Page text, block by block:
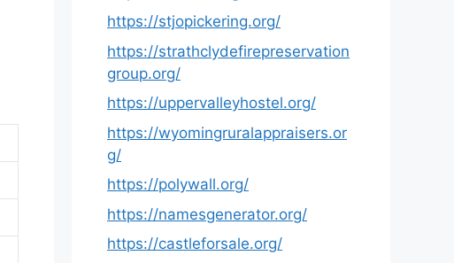
https://stjopickering.org/
https://strathclydefirepreservation
group.org/
https://uppervalleyhostel.org/
https://wyomingruralappraisers.or
g/
https://polywall.org/
https://namesgenerator.org/
https://castleforsale.org/